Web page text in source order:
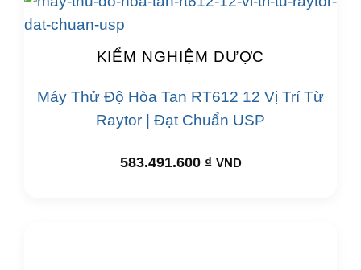
KIỂM NGHIỆM DƯỢC
Máy Thử Độ Hòa Tan RT612 12 Vị Trí Từ
Raytor | Đạt Chuẩn USP
583.491.600 ₫ VND